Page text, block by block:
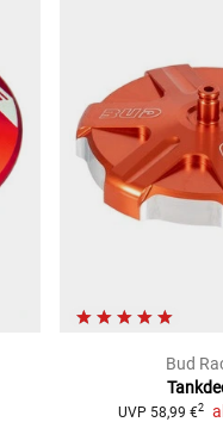
Bud
UVP 58,99 €2